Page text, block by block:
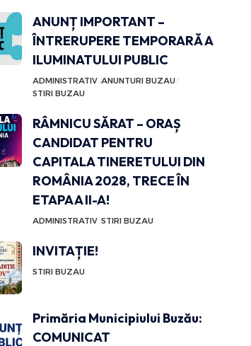
ANUNȚ IMPORTANT –
ÎNTRERUPERE TEMPORARĂ A
ILUMINATULUI PUBLIC
ADMINISTRATIV ANUNTURI BUZAU
STIRI BUZAU
RÂMNICU SĂRAT – ORAȘ
CANDIDAT PENTRU
CAPITALA TINERETULUI DIN
ROMÂNIA 2028, TRECE ÎN
ETAPA A II-A!
ADMINISTRATIV STIRI BUZAU
INVITAȚIE!
STIRI BUZAU
Primăria Municipiului Buzău:
COMUNICAT